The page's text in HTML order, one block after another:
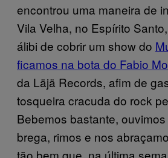
encontrou uma maneira de
Vila Velha, no Espírito
álibi de cobrir um show do
ficamos na bota do Fabio
da Läjä Records, afim de
tosqueira cracuda do rock
Bebemos bastante,
brega, rimos e nos
tão bem que, na última